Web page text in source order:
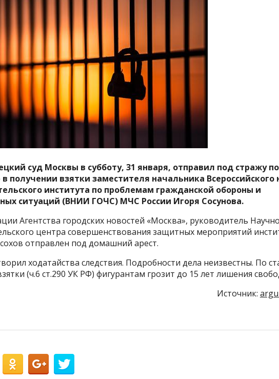
суд Москвы в субботу, 31 января, отправил под стражу по
получении взятки заместителя начальника Всероссийского
института по проблемам гражданской обороны и
ситуаций (ВНИИ ГОЧС) МЧС России Игоря Сосунова.
Агентства городских новостей «Москва», руководитель
центра совершенствования защитных мероприятий
отправлен под домашний арест.
ходатайства следствия. Подробности дела неизвестны. По
(ч.6 ст.290 УК РФ) фигурантам грозит до 15 лет лишения
Источник: